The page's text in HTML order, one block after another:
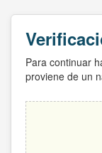
Para continuar
proviene de un